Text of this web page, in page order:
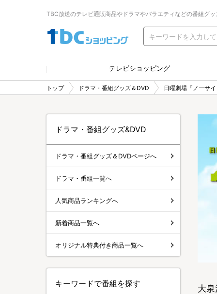
TBC放送のテレビ通販商品やドラマやバラエティなどの番組グ
テレビショッピング
トップ ドラマ・番組グッズ＆DVD 日曜劇場『ノーサ
大
ドラマ・番組グッズ&DVD
ドラマ・番組グッズ＆DVDページへ
ドラマ・番組一覧へ
人気商品ランキングへ
新着商品一覧へ
オリジナル特典付き商品一覧へ
キーワードで番組を探す